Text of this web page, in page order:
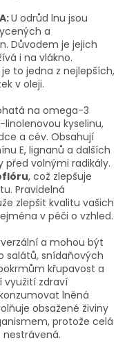
U odrůd lnu jsou
a
Důvodem je jejich
i na vlákno.
je to jedna z nejlepších,
v oleji.
na omega-3
kyselinu,
a cév. Obsahují
E, lignanů a dalších
volnými radikály.
, což zlepšuje
Pravidelná
zlepšit kvalitu vašich
v péči o vzhled.
a mohou být
salátů, snídaňových
křupavost a
využití zdraví
lněná
obsažené živiny
protože celá